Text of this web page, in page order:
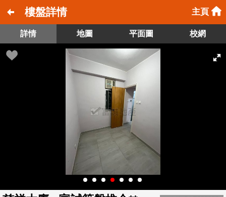
樓盤詳情 主頁
詳情 地圖 平面圖 校網